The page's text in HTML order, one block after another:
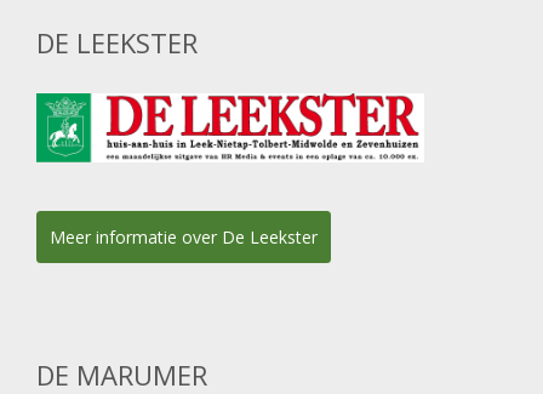
DE LEEKSTER
Meer informatie over De Leekster
DE MARUMER